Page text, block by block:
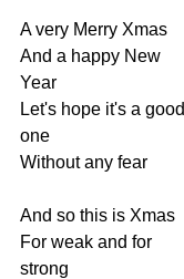
A very Merry Xmas
And a happy New
Year
Let's hope it's a good
one
Without any fear
And so this is Xmas
For weak and for
strong